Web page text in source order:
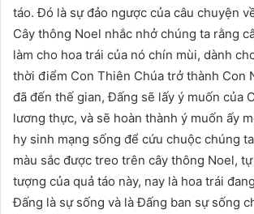
táo. Đó là sự đảo ngược của câu chuyện
Cây thông Noel nhắc nhở chúng ta rằng
làm cho hoa trái của nó chín mùi, dành
thời điểm Con Thiên Chúa trở thành Con
đã đến thế gian, Đấng sẽ lấy ý muốn của
lương thực, và sẽ hoàn thành ý muốn ấy
hy sinh mạng sống để cứu chuộc chúng
màu sắc được treo trên cây thông Noel,
tượng của quả táo này, nay là hoa trái
Đấng là sự sống và là Đấng ban sự sống